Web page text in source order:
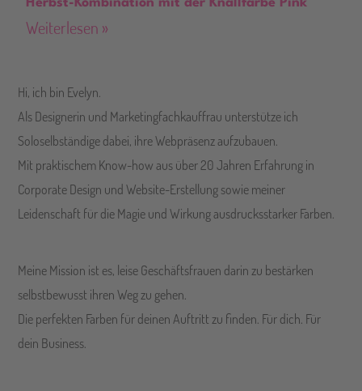
Herbst-Kombination mit der Knallfarbe Pink
Weiterlesen »
Hi, ich bin Evelyn.
Als Designerin und Marketingfachkauffrau unterstütze ich
Soloselbständige dabei, ihre Webpräsenz aufzubauen.
Mit praktischem Know-how aus über 20 Jahren Erfahrung in
Corporate Design und Website-Erstellung sowie meiner
Leidenschaft für die Magie und Wirkung ausdrucksstarker Farben.
Meine Mission ist es, leise Geschäftsfrauen darin zu bestärken
selbstbewusst ihren Weg zu gehen.
Die perfekten Farben für deinen Auftritt zu finden. Für dich. Für
dein Business.